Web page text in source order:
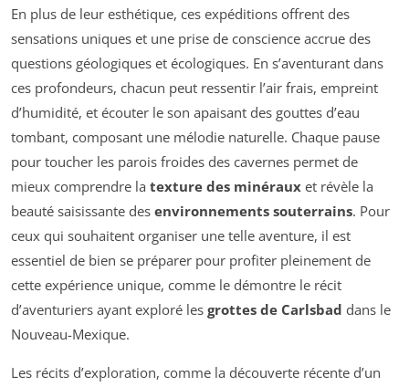
En plus de leur esthétique, ces expéditions offrent des
sensations uniques et une prise de conscience accrue des
questions géologiques et écologiques. En s’aventurant dans
ces profondeurs, chacun peut ressentir l’air frais, empreint
d’humidité, et écouter le son apaisant des gouttes d’eau
tombant, composant une mélodie naturelle. Chaque pause
pour toucher les parois froides des cavernes permet de
mieux comprendre la texture des minéraux et révèle la
beauté saisissante des environnements souterrains. Pour
ceux qui souhaitent organiser une telle aventure, il est
essentiel de bien se préparer pour profiter pleinement de
cette expérience unique, comme le démontre le récit
d’aventuriers ayant exploré les grottes de Carlsbad dans le
Nouveau-Mexique.
Les récits d’exploration, comme la découverte récente d’un